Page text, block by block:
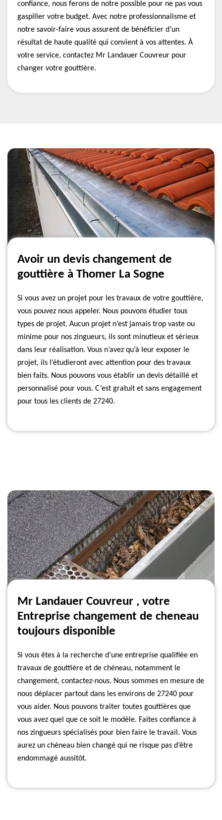
confiance, nous ferons de notre possible pour ne pas vous
gaspiller votre budget. Avec notre professionnalisme et
notre savoir-faire vous assurent de bénéficier d’un
résultat de haute qualité qui convient à vos attentes. À
votre service, contactez Mr Landauer Couvreur pour
changer votre gouttière.
Avoir un devis changement de
gouttière à Thomer La Sogne
Si vous avez un projet pour les travaux de votre gouttière,
vous pouvez nous appeler. Nous pouvons étudier tous
types de projet. Aucun projet n’est jamais trop vaste ou
minime pour nos zingueurs, ils sont minutieux et sérieux
dans leur réalisation. Vous n’avez qu’à leur exposer le
projet, ils l’étudieront avec attention pour des travaux
bien faits. Nous pouvons vous établir un devis détaillé et
personnalisé pour vous. C’est gratuit et sans engagement
pour tous les clients de 27240.
Mr Landauer Couvreur , votre
Entreprise changement de cheneau
toujours disponible
Si vous êtes à la recherche d’une entreprise qualifiée en
travaux de gouttière et de chéneau, notamment le
changement, contactez-nous. Nous sommes en mesure de
nous déplacer partout dans les environs de 27240 pour
vous aider. Nous pouvons traiter toutes gouttières que
vous avez quel que ce soit le modèle. Faites confiance à
nos zingueurs spécialisés pour bien faire le travail. Vous
aurez un chéneau bien changé qui ne risque pas d’être
endommagé aussitôt.